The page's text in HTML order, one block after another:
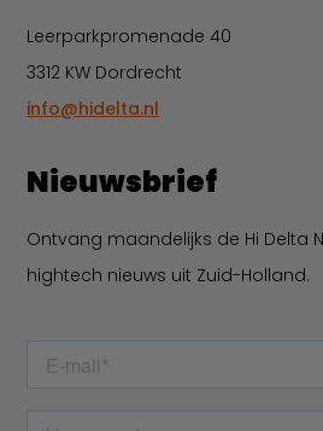
Leerparkpromenade 40
3312 KW Dordrecht
info@hidelta.nl
Nieuwsbrief
Ontvang maandelijks de Hi Delta
hightech nieuws uit Zuid-Holland.